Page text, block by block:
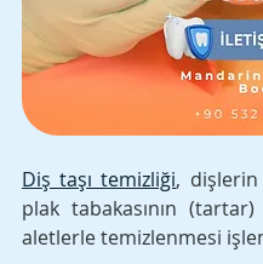
Diş taşı temizliği,
plak tabakasının
aletlerle temizlenmesi